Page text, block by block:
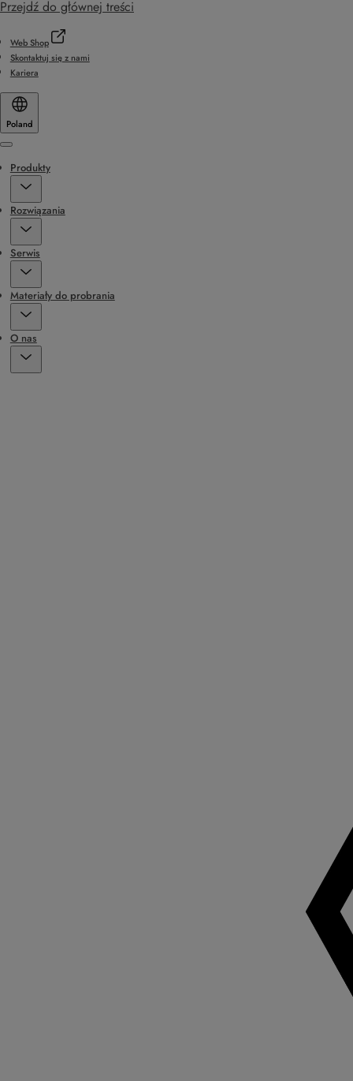
Przejdź do głównej treści
Web Shop
Skontaktuj się z nami
Kariera
Poland
Menu
Produkty
Rozwiązania
Serwis
Materiały do probrania
O nas